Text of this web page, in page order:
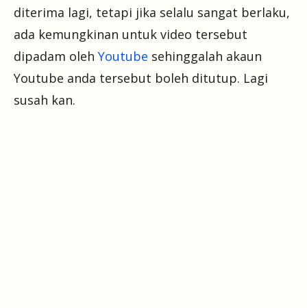
diterima lagi, tetapi jika selalu sangat berlaku,
ada kemungkinan untuk video tersebut
dipadam oleh Youtube sehinggalah akaun
Youtube anda tersebut boleh ditutup. Lagi
susah kan.